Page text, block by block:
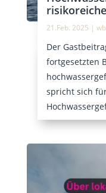
21.Feb. 2025 |
Der
fortgesetzten
spricht sich